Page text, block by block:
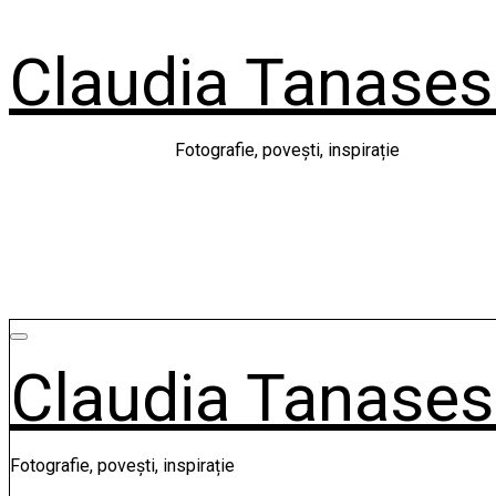
content
Claudia
Fotografie, povești, inspirație
Claudia
Fotografie, povești, inspirație